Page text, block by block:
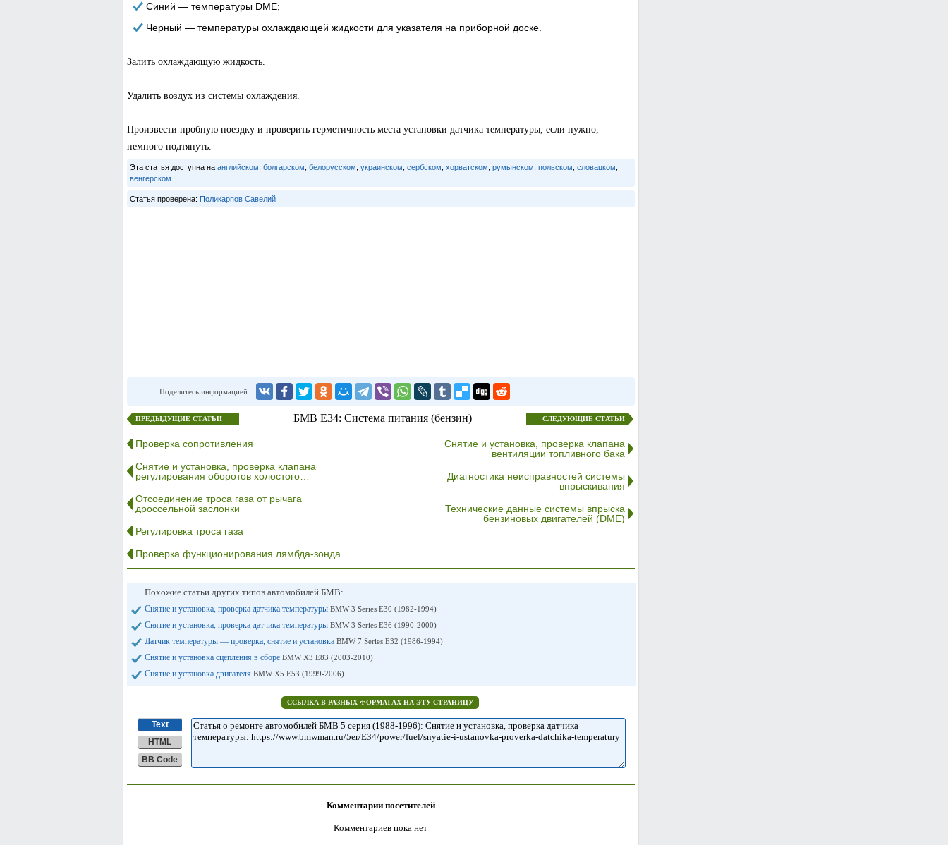
Синий — температуры DME;
Черный — температуры охлаждающей жидкости для указателя на приборной доске.
Залить охлаждающую жидкость.
Удалить воздух из системы охлаждения.
Произвести пробную поездку и проверить герметичность места установки датчика температуры, если нужно,
немного подтянуть.
Эта статья доступна на английском болгарском белорусском украинском сербском хорватском румынском польском словацком
венгерском
Статья проверена: Поликарпов Савелий
Поделитесь информацией:
ПРЕДЫДУЩИЕ СТАТЬИ БМВ E34: Система питания (бензин) СЛЕДУЮЩИЕ СТАТЬИ
Проверка сопротивления
Снятие и установка, проверка клапана
регулирования оборотов холостого…
Отсоединение троса газа от рычага
дроссельной заслонки
Регулировка троса газа
Проверка функционирования лямбда-зонда
Снятие и установка, проверка клапана
вентиляции топливного бака
Диагностика неисправностей системы
впрыскивания
Технические данные системы впрыска
бензиновых двигателей (DМЕ)
Похожие статьи других типов автомобилей БМВ:
Снятие и установка, проверка датчика температуры BMW 3 Series E30 (1982-1994)
Снятие и установка, проверка датчика температуры BMW 3 Series E36 (1990-2000)
Датчик температуры — проверка, снятие и установка BMW 7 Series E32 (1986-1994)
Снятие и установка сцепления в сборе BMW X3 E83 (2003-2010)
Снятие и установка двигателя BMW X5 E53 (1999-2006)
ССЫЛКА В РАЗНЫХ ФОРМАТАХ НА ЭТУ СТРАНИЦУ
Text
HTML
BB Code
Комментарии посетителей
Комментариев пока нет